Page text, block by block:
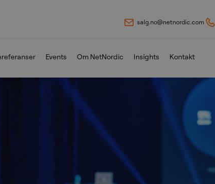
salg.no@netnordic.com
Events Om NetNordic Insights Kontakt